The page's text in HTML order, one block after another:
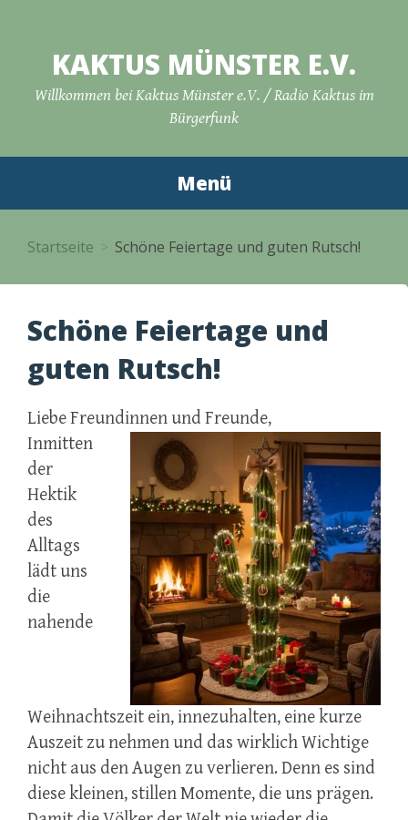
springenKAKTUS MÜNSTER E.V.
Willkommen bei Kaktus Münster e.V. / Radio Kaktus im
Bürgerfunk
Menü
Startseite Schöne Feiertage und guten Rutsch!
Schöne Feiertage und
guten Rutsch!
Liebe Freundinnen und Freunde,
Inmitten
der
Hektik
des
Alltags
lädt uns
die
nahende
Weihnachtszeit ein, innezuhalten, eine kurze
Auszeit zu nehmen und das wirklich Wichtige
nicht aus den Augen zu verlieren. Denn es sind
diese kleinen, stillen Momente, die uns prägen.